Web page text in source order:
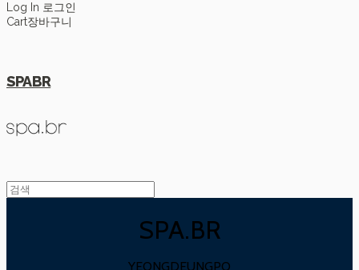
Log In 로그인
Cart장바구니
SPABR
SPA.BR
YEONGDEUNGPO